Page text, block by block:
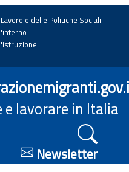
e delle Politiche Sociali
e lavorare in Italia
Newsletter